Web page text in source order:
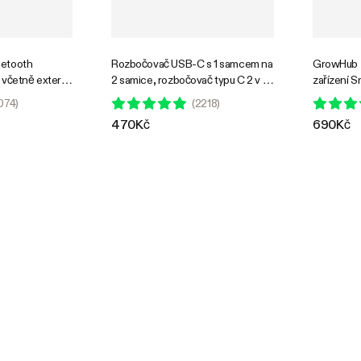
externí
)
Rozbočovač USB-C s 1 samcem na
2 samice, rozbočovač typu C 2 v 1,
adaptér Daisy-chain Adapter
Dongle pro GrowHub Řídicí
jednotka E42A
(2218)
470Kč
GrowHub
zařízení
snadná
rozšiřující
690Kč